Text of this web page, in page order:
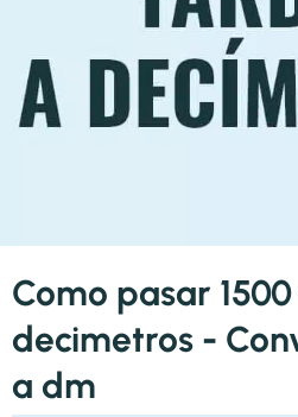
Como pasar
decimetros -
a dm